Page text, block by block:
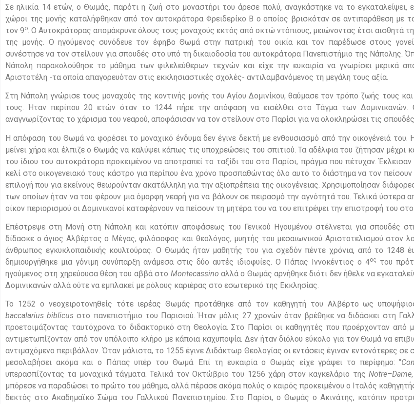
Σε ηλικία 14 ετών, ο Θωμάς, παρότι η ζωή στο μοναστήρι του άρεσε πολύ, αναγκάστηκε να το εγκαταλείψει,
χώροι της μονής καταλήφθηκαν από τον αυτοκράτορα Φρειδερίκο Β ο οποίος βρισκόταν σε αντιπαράθεση με
τον 9ο. Ο Αυτοκράτορας απομάκρυνε όλους τους μοναχούς εκτός από οκτώ ντόπιους, μειώνοντας έτσι αισθητά τη
της μονής. Ο ηγούμενος συνόδευε τον έφηβο Θωμά στην πατρική του οικία και τον παρέδωσε στους
συνέστησε να τον στείλουν για σπουδές στο υπό τη δικαιοδοσία του αυτοκράτορα Πανεπιστήμιο της Νάπολης.
Νάπολη παρακολούθησε το μάθημα των φιλελεύθερων τεχνών και είχε την ευκαιρία να γνωρίσει μερικά
Αριστοτέλη -τα οποία απαγορευόταν στις εκκλησιαστικές σχολές- αντιλαμβανόμενος τη μεγάλη τους αξία.
Στη Νάπολη γνώρισε τους μοναχούς της κοντινής μονής του Αγίου Δομινίκου, θαύμασε τον τρόπο ζωής τους
τους. Ήταν περίπου 20 ετών όταν το 1244 πήρε την απόφαση να εισέλθει στο Τάγμα των Δομινικανών.
αναγνωρίζοντας το χάρισμα του νεαρού, αποφάσισαν να τον στείλουν στο Παρίσι για να ολοκληρώσει τις
Η απόφαση του Θωμά να φορέσει το μοναχικό ένδυμα δεν έγινε δεκτή με ενθουσιασμό από την οικογένειά του.
μείνει χήρα και έλπιζε ο Θωμάς να καλύψει κάπως τις υποχρεώσεις του σπιτιού. Τα αδέλφια του ζήτησαν μέχρι
του ίδιου του αυτοκράτορα προκειμένου να αποτραπεί το ταξίδι του στο Παρίσι, πράγμα που πέτυχαν.
κελί στο οικογενειακό τους κάστρο για περίπου ένα χρόνο προσπαθώντας όλο αυτό το διάστημα να τον πείσουν
επιλογή που για εκείνους θεωρούνταν ακατάλληλη για την αξιοπρέπεια της οικογένειας. Χρησιμοποίησαν
των οποίων ήταν να του φέρουν μια όμορφη νεαρή για να βάλουν σε πειρασμό την αγνότητά του. Τελικά ύστερα
οίκον περιορισμού οι Δομινικανοί καταφέρνουν να πείσουν τη μητέρα του να του επιτρέψει την επιστροφή του
Επέστρεψε στη Μονή στη Νάπολη και κατόπιν αποφάσεως του Γενικού Ηγουμένου στέλνεται για σπουδές
δίδασκε ο άγιος Αλβέρτος ο Μέγας, φιλόσοφος και θεολόγος, μυητής του μεσαιωνικού Αριστοτελισμού στον
άνθρωπος εγκυκλοπαιδικής κουλτούρας. Ο Θωμάς ήταν μαθητής του για σχεδόν πέντε χρόνια, από το 1248
δημιουργήθηκε μια γόνιμη συνύπαρξη ανάμεσα στις δύο αυτές ιδιοφυίες. Ο Πάπας Ιννοκέντιος ο 4ος
του
ηγούμενος στη χηρεύουσα θέση του αββά στο Montecassino αλλά ο Θωμάς αρνήθηκε διότι δεν ήθελε να
Δομινικανών αλλά ούτε να εμπλακεί με ρόλους καριέρας στο εσωτερικό της Εκκλησίας.
Το 1252 ο νεοχειροτονηθείς τότε ιερέας Θωμάς προτάθηκε από τον καθηγητή του Αλβέρτο ως
baccalarius biblicus στο πανεπιστήμιο του Παρισιού. Ήταν μόλις 27 χρονών όταν βρέθηκε να διδάσκει στη
προετοιμάζοντας ταυτόχρονα το διδακτορικό στη Θεολογία. Στο Παρίσι οι καθηγητές που προέρχονταν από
αντιμετωπίζονταν από τον υπόλοιπο κλήρο με κάποια καχυποψία. Δεν ήταν διόλου εύκολο για τον Θωμά να
αντιμαχόμενο περιβάλλον. Όταν μάλιστα, το 1255 έγινε Διδάκτωρ Θεολογίας οι εντάσεις έγιναν εντονότερες σε
μεσολαβήσει ακόμα και ο Πάπας υπέρ του Θωμά. Επί τη ευκαιρία ο Θωμάς είχε γράψει το περίφημο: “
υπερασπίζοντας τα μοναχικά τάγματα. Τελικά τον Οκτώβριο του 1256 χάρη στον καγκελάριο τηςNotre–Dame
μπόρεσε να παραδώσει το πρώτο του μάθημα, αλλά πέρασε ακόμα πολύς ο καιρός προκειμένου ο Ιταλός καθηγητής
δεκτός στο Ακαδημαϊκό Σώμα του Γαλλικού Πανεπιστημίου. Στο Παρίσι, ο Θωμάς ο Ακινάτης, κατόπιν